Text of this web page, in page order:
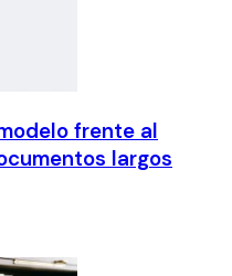
frente al
largos